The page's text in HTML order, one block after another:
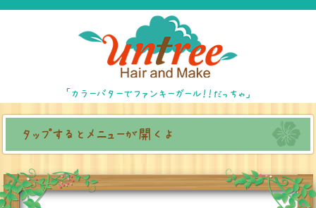
「カラーバターでファンキーガール！！だっちゃ」
タップするとメニューが開くよ